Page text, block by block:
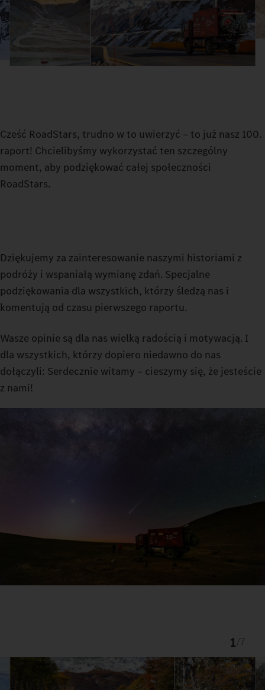
Cześć RoadStars, trudno w to uwierzyć – to już nasz 100.
raport! Chcielibyśmy wykorzystać ten szczególny
moment, aby podziękować całej społeczności
RoadStars.
Dziękujemy za zainteresowanie naszymi historiami z
podróży i wspaniałą wymianę zdań. Specjalne
podziękowania dla wszystkich, którzy śledzą nas i
komentują od czasu pierwszego raportu.
Wasze opinie są dla nas wielką radością i motywacją. I
dla wszystkich, którzy dopiero niedawno do nas
dołączyli: Serdecznie witamy – cieszymy się, że jesteście
z nami!
1